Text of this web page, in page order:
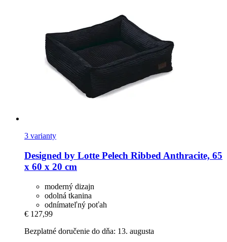
3 varianty
Designed by Lotte Pelech Ribbed Anthracite, 65
x 60 x 20 cm
moderný dizajn
odolná tkanina
odnímateľný poťah
€ 127,99
Bezplatné doručenie do dňa: 13. augusta